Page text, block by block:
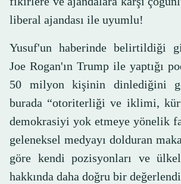
liberal ajandası ile uyumlu!
Yusuf'un haberinde belirtildiği
Joe Rogan'ın Trump ile yaptığı
50 milyon kişinin dinlediğini
burada “otoriterliği ve iklimi,
demokrasiyi yok etmeye yönelik
geleneksel medyayı dolduran
göre kendi pozisyonları ve
hakkında daha doğru bir